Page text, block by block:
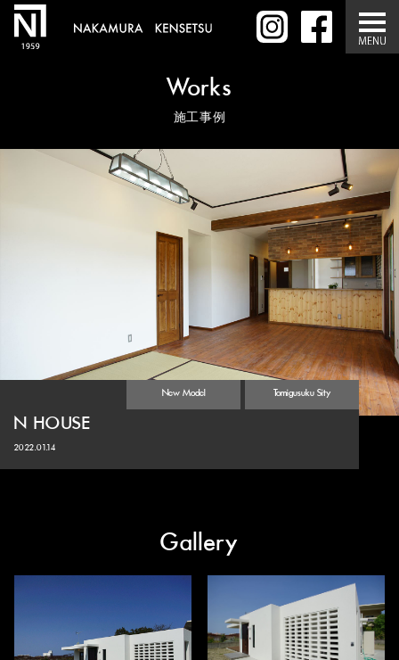
Works
施工事例
New Model Tomigusuku Sity
N HOUSE
2022.01.14
Gallery